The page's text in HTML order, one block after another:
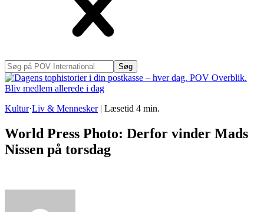
Søg
på
POV
Kultur·Liv & Mennesker Læsetid 4 min.
World Press Photo: Derfor vinder Mads
Nissen på torsdag